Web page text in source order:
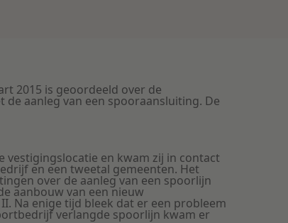
2015 is geoordeeld over de
aanleg van een spooraansluiting. De
vestigingslocatie en kwam zij in contact
en een tweetal gemeenten. Het
over de aanleg van een spoorlijn
aanbouw van een nieuw
Na enige tijd bleek dat er een probleem
verlangde spoorlijn kwam er